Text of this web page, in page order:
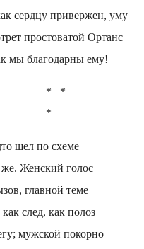
сердцу привержен, уму
простоватой Ортанс
мы благодарны ему!
*   *
*
шел по схеме
Женский голос
главной теме
след, как полоз
мужской покорно